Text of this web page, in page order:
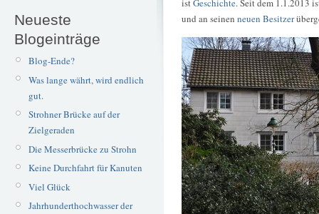
Neueste
Blogeinträge
Blog-Ende?
Was lange währt, wird endlich
gut.
Strohner Brücke auf der
Zielgeraden
Die Messerbrücke zu Strohn
Keine Durchfahrt für Kanuten
Viel Glück
Jahrhunderthochwasser der
und an seinen neuen Besitzer